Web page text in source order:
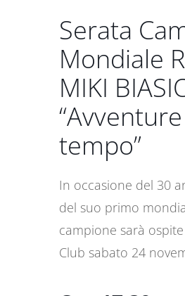
Serata
Mondiale
MIKI
tempo”
In occasione del 30
del suo primo
campione sarà
Club sabato 24